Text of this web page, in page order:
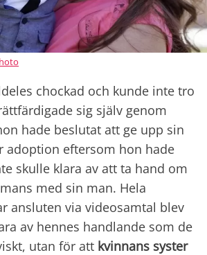
chockad och kunde inte tro
sig själv genom
hade beslutat att ge upp sin
adoption eftersom hon hade
skulle klara av att ta hand om
med sin man. Hela
ansluten via videosamtal blev
av hennes handlande som de
utan för att kvinnans syster